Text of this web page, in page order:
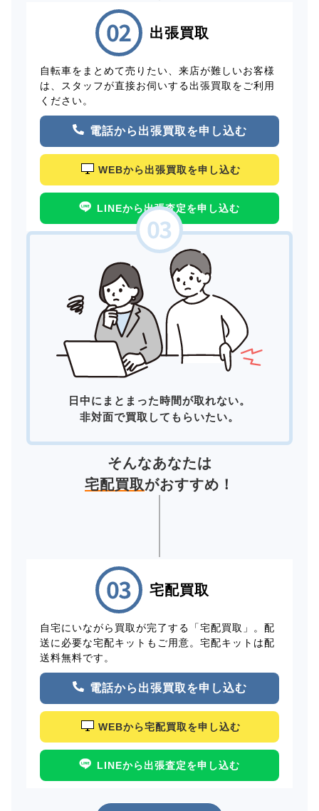
出張買取
自転車をまとめて売りたい、来店が難しいお客様
は、スタッフが直接お伺いする出張買取をご利用
ください。
電話から出張買取を申し込む
WEBから出張買取を申し込む
LINEから出張査定を申し込む
日中にまとまった時間が取れない。
非対面で買取してもらいたい。
そんなあなたは
宅配買取がおすすめ！
宅配買取
自宅にいながら買取が完了する「宅配買取」。配
送に必要な宅配キットもご用意。宅配キットは配
送料無料です。
電話から出張買取を申し込む
WEBから宅配買取を申し込む
LINEから出張査定を申し込む